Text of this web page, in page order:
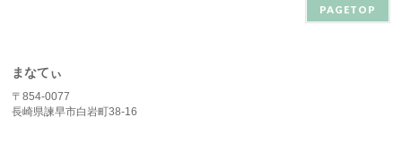
PAGETOP
まなてぃ
〒854-0077
長崎県諫早市白岩町38-16